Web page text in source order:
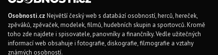
Osobnosti.cz Největší český web s databází osobností, herců, hereček,
zpěváků, zpěvaček, modelek, filmů, hudebních skupin a sportovců. Kromě
toho zde najdete i spisovatele, panovníky a finančníky. Vedle užitečných
informací web obsahuje i fotografie, diskografie, filmografie a vztahy
známých osobností.